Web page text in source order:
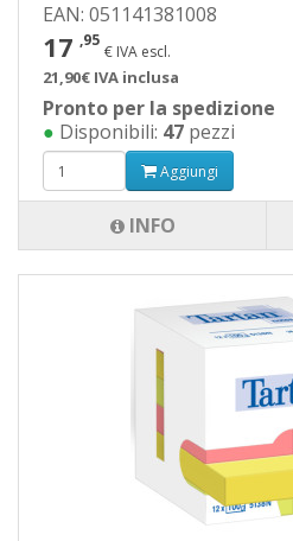
EAN: 051141381008
17 ,95
€ IVA escl.
21,90€ IVA inclusa
Pronto per la spedizione
● Disponibili: 47 pezzi
Aggiungi
INFO